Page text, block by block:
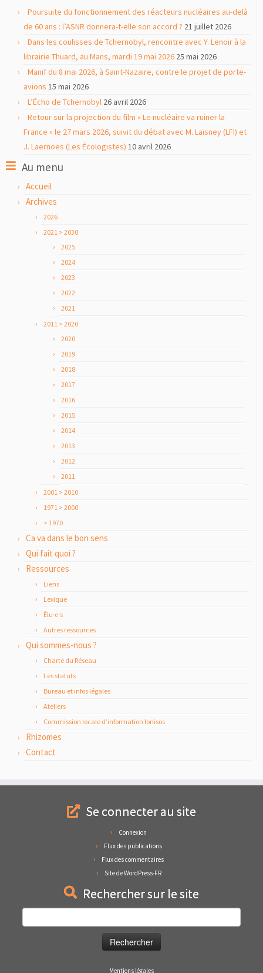
Poursuite du fonctionnement des réacteurs nucléaires au-delà
de 60 ans : l’ASNR donnera-t-elle son accord ? 21 juillet 2026
Dans les coulisses de Tchernobyl, rencontre avec Y. Lenoir à la
librairie Thuard, au Mans, mardi 19 mai 2026 25 mai 2026
Manif du 8 mai 2026, à Saint-Nazaire, contre le projet de porte-
avions 15 mai 2026
L’Écho de Tchernobyl 26 avril 2026
Retour sur la projection du film « Le nucléaire va ruiner la
France » le 27 mars 2026, suivit du débat avec M. Laisney (LFI) et
J. Laernoes (Les Écologistes) 10 avril 2026
Au menu
Accueil
Archives
2026
2021 > 2030
2025
2024
2023
2022
2021
2011 > 2020
2020
2019
2018
2017
2016
2015
2014
2013
2012
2011
2001 > 2010
1971 > 2000
> 1970
Ca va dans le bon sens
Qui fait quoi ?
Ressources
Liens
Lexique
Élu·e·s
Autres ressources
Qui sommes-nous ?
Charte du Réseau
Les statuts
Bureau et infos légales
Ateliers
Commission locale d’information Ionisos
Rhizomes
Contact
Se connecter au site
Connexion
Flux des publications
Flux des commentaires
Site de WordPress-FR
Rechercher sur le site
Mentions légales